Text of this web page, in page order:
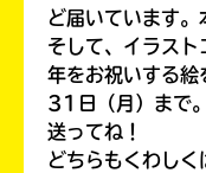
ど届いています。
そして、イラス
年をお祝いする
31日（月）まで
送ってね！
どちらもくわしく